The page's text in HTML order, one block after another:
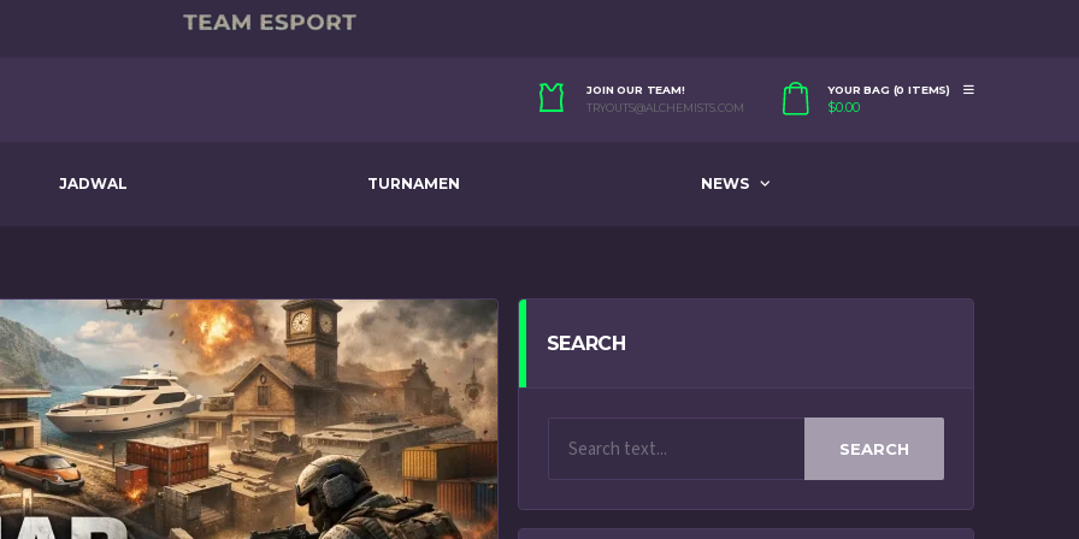
JOIN OUR TEAM!
TRYOUTS@ALCHEMISTS.COM
YOUR BAG (0 ITEMS)
$0.00
JADWAL TURNAMEN NEWS
SEARCH
SEARCH